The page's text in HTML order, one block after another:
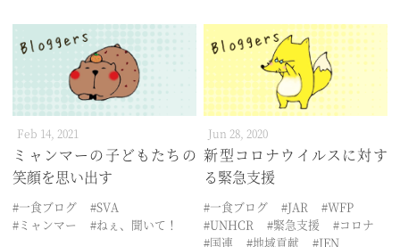
Feb 14, 2021
ミャンマーの子どもたちの
笑顔を思い出す
#一食ブログ
#SVA
#ミャンマー
#ねぇ、聞いて！
Jun 28, 2020
新型コロナウイルスに対す
る緊急支援
#一食ブログ #JAR
#WFP
#UNHCR
#緊急支援
#コロナ
#国連
#地域貢献 #JEN